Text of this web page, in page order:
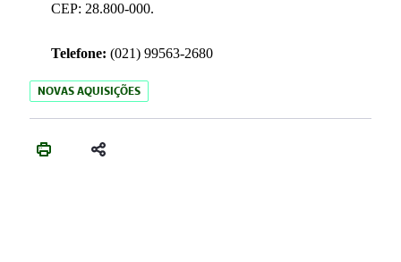
CEP: 28.800-000.
Telefone: (021) 99563-2680
NOVAS AQUISIÇÕES